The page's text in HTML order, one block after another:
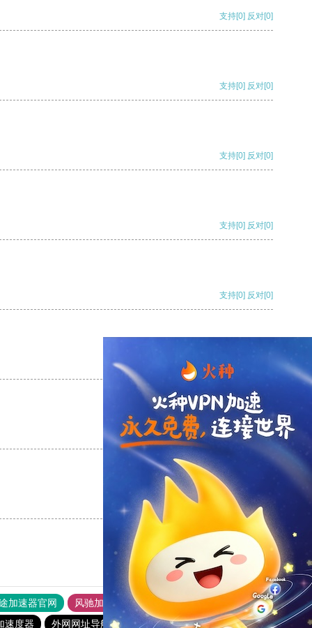
支持[0] 反对[0]
支持[0] 反对[0]
支持[0] 反对[0]
支持[0] 反对[0]
支持[0] 反对[0]
支持
支持[0] 反对[0]
支持[0] 反对[0]
加速器官网 风驰加速器
旋风加速器
速度器 外网网址导航 软件中心 青柠加速器